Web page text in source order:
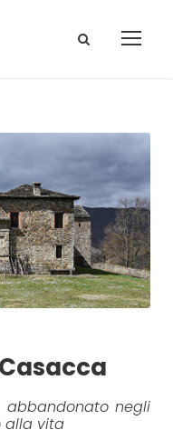
abbandonato negli
alla vita